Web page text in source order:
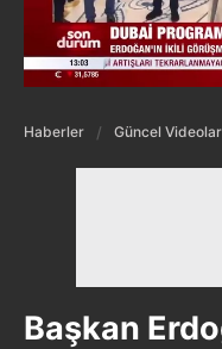
Haberler Güncel
Başkan